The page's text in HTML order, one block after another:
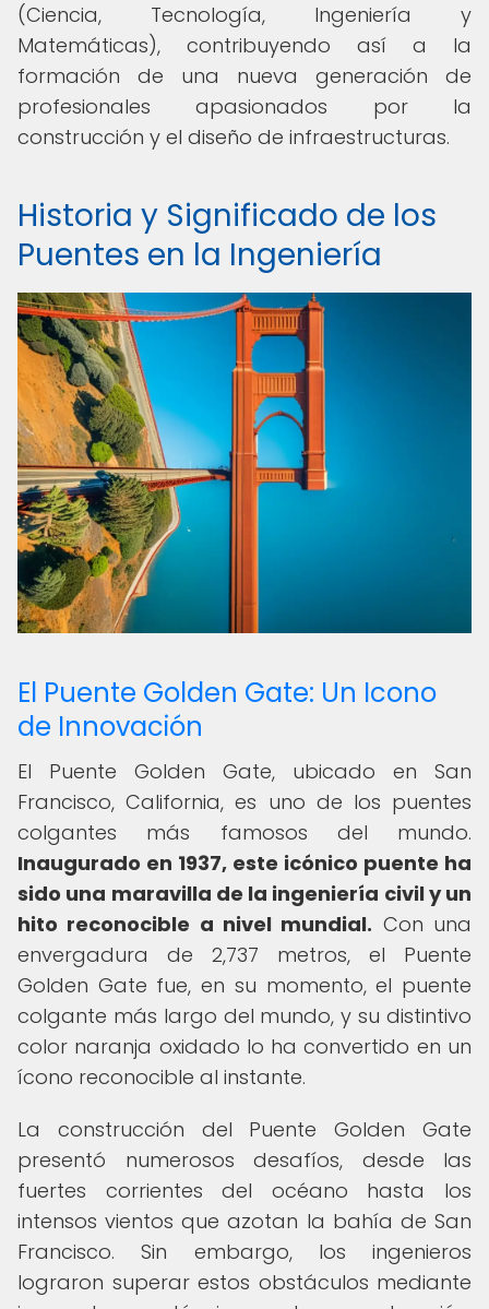
(Ciencia, Tecnología, Ingeniería y
Matemáticas), contribuyendo así a la
formación de una nueva generación de
profesionales apasionados por la
construcción y el diseño de infraestructuras.
Historia y Significado de los
Puentes en la Ingeniería
El Puente Golden Gate: Un Icono
de Innovación
El Puente Golden Gate, ubicado en San
Francisco, California, es uno de los puentes
colgantes más famosos del mundo.
Inaugurado en 1937, este icónico puente ha
sido una maravilla de la ingeniería civil y un
hito reconocible a nivel mundial. Con una
envergadura de 2,737 metros, el Puente
Golden Gate fue, en su momento, el puente
colgante más largo del mundo, y su distintivo
color naranja oxidado lo ha convertido en un
ícono reconocible al instante.
La construcción del Puente Golden Gate
presentó numerosos desafíos, desde las
fuertes corrientes del océano hasta los
intensos vientos que azotan la bahía de San
Francisco. Sin embargo, los ingenieros
lograron superar estos obstáculos mediante